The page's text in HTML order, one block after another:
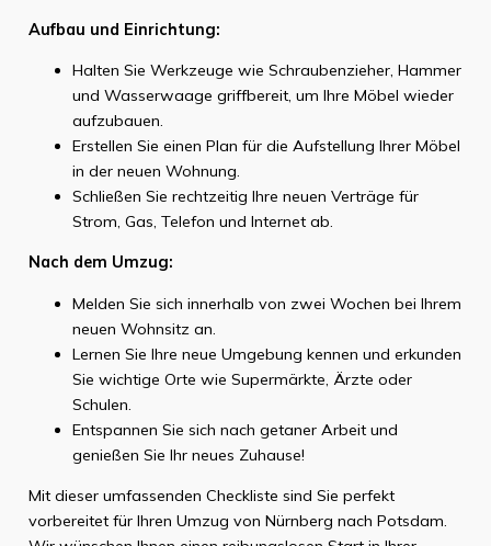
Aufbau und Einrichtung:
Halten Sie Werkzeuge wie Schraubenzieher, Hammer
und Wasserwaage griffbereit, um Ihre Möbel wieder
aufzubauen.
Erstellen Sie einen Plan für die Aufstellung Ihrer Möbel
in der neuen Wohnung.
Schließen Sie rechtzeitig Ihre neuen Verträge für
Strom, Gas, Telefon und Internet ab.
Nach dem Umzug:
Melden Sie sich innerhalb von zwei Wochen bei Ihrem
neuen Wohnsitz an.
Lernen Sie Ihre neue Umgebung kennen und erkunden
Sie wichtige Orte wie Supermärkte, Ärzte oder
Schulen.
Entspannen Sie sich nach getaner Arbeit und
genießen Sie Ihr neues Zuhause!
Mit dieser umfassenden Checkliste sind Sie perfekt
vorbereitet für Ihren Umzug von Nürnberg nach Potsdam.